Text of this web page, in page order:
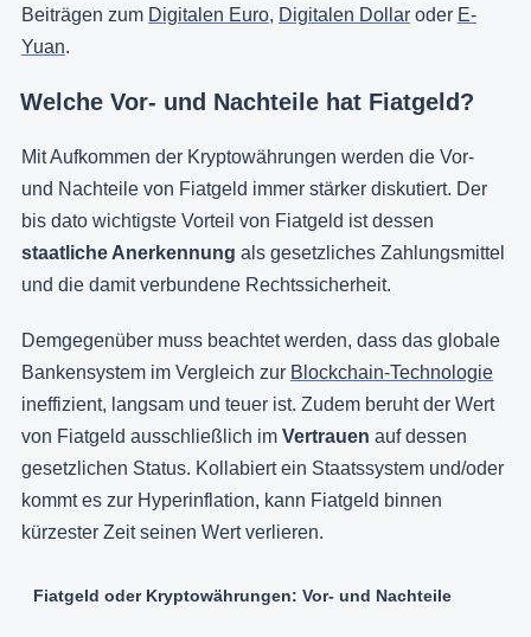
Beiträgen zum Digitalen Euro, Digitalen Dollar oder E-
Yuan.
Welche Vor- und Nachteile hat Fiatgeld?
Mit Aufkommen der Kryptowährungen werden die Vor-
und Nachteile von Fiatgeld immer stärker diskutiert. Der
bis dato wichtigste Vorteil von Fiatgeld ist dessen
staatliche Anerkennung als gesetzliches Zahlungsmittel
und die damit verbundene Rechtssicherheit.
Demgegenüber muss beachtet werden, dass das globale
Bankensystem im Vergleich zur Blockchain-Technologie
ineffizient, langsam und teuer ist. Zudem beruht der Wert
von Fiatgeld ausschließlich im Vertrauen auf dessen
gesetzlichen Status. Kollabiert ein Staatssystem und/oder
kommt es zur Hyperinflation, kann Fiatgeld binnen
kürzester Zeit seinen Wert verlieren.
Fiatgeld oder Kryptowährungen: Vor- und Nachteile